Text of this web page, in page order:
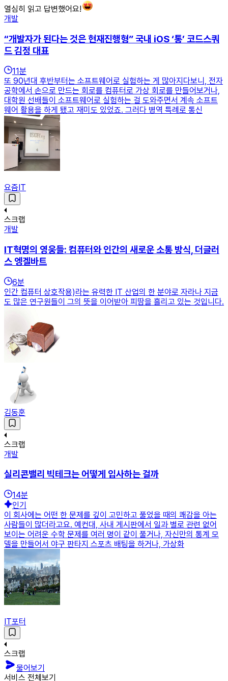
열심히 읽고 답변했어요!
개발
“개발자가 된다는 것은 현재진행형” 국내 iOS ‘통’ 코드스쿼
드 김정 대표
11분
또 90년대 후반부터는 소프트웨어로 실험하는 게 많아지다보니, 전자
공학에서 손으로 만드는 회로를 컴퓨터로 가상 회로를 만들어보거나,
대학원 선배들이 소프트웨어로 실험하는 걸 도와주면서 계속 소프트
웨어 활용을 하게 됐고 재미도 있었죠. 그러다 병역 특례로 통신
요즘IT
스크랩
개발
IT혁명의 영웅들: 컴퓨터와 인간의 새로운 소통 방식, 더글러
스 엥겔바트
6분
인간 컴퓨터 상호작용)라는 유력한 IT 산업의 한 분야로 자라나 지금
도 많은 연구원들이 그의 뜻을 이어받아 피땀을 흘리고 있는 것입니다.
김동훈
스크랩
개발
실리콘밸리 빅테크는 어떻게 입사하는 걸까
14분
인기
이 회사에는 어떤 한 문제를 깊이 고민하고 풀었을 때의 쾌감을 아는
사람들이 많더라고요. 예컨대, 사내 게시판에서 일과 별로 관련 없어
보이는 어려운 수학 문제를 여러 명이 같이 풀거나, 자신만의 통계 모
델을 만들어서 야구 판타지 스포츠 배팅을 하거나, 가상화
IT포터
스크랩
물어보기
서비스 전체보기